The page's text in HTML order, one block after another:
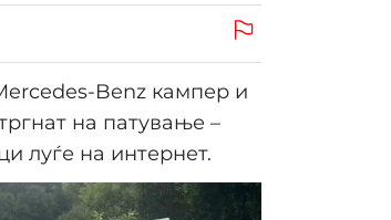
Benz кампер и
на патување –
луѓе на интернет.